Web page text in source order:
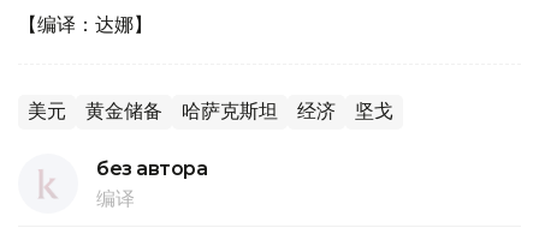
【编译：达娜】
美元 黄金储备 哈萨克斯坦 经济 坚戈
без автора
编译